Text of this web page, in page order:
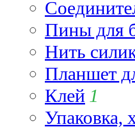
Пины для
Нить
Планшет
Клей 1
Упаковка,